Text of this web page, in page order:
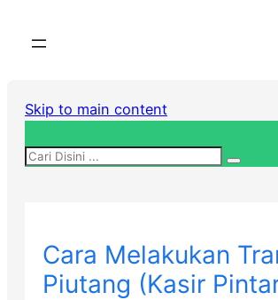
Skip to main content
Cara Melakukan
Piutang (Kasir